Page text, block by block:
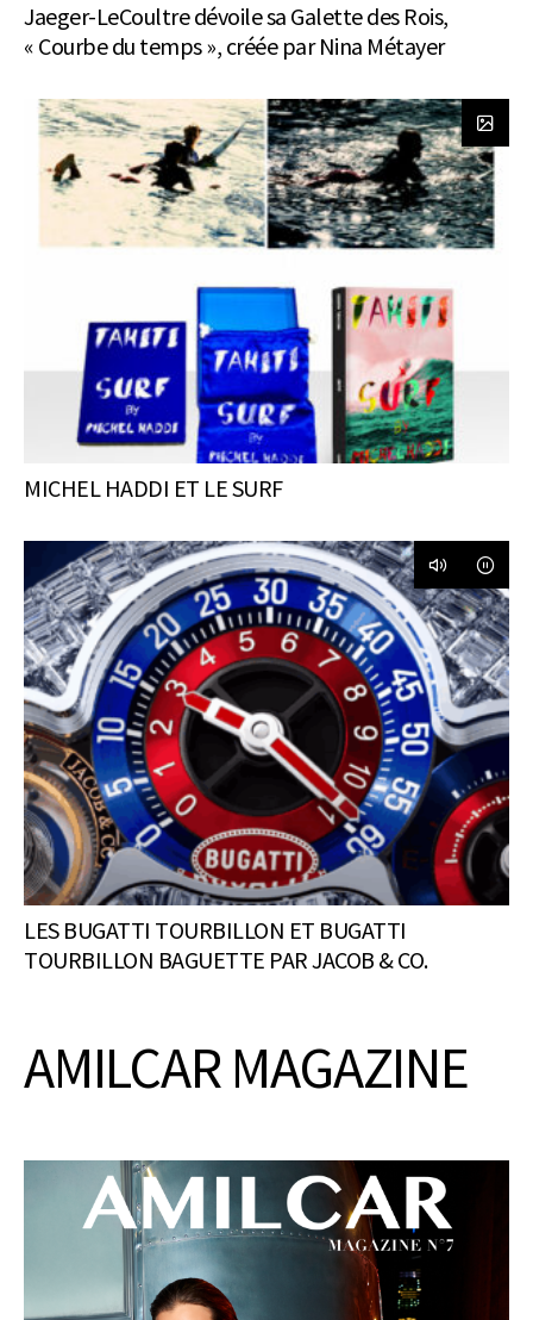
Jaeger-LeCoultre dévoile sa Galette des Rois,
« Courbe du temps », créée par Nina Métayer
MICHEL HADDI ET LE SURF
LES BUGATTI TOURBILLON ET BUGATTI
TOURBILLON BAGUETTE PAR JACOB & CO.
AMILCAR MAGAZINE